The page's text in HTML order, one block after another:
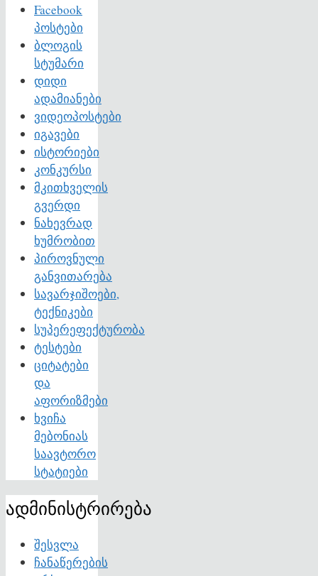
Facebook
პოსტები
ბლოგის
სტუმარი
დიდი
ადამიანები
ვიდეოპოსტები
იგავები
ისტორიები
კონკურსი
მკითხველის
გვერდი
ნახევრად
ხუმრობით
პიროვნული
განვითარება
სავარჯიშოები,
ტექნიკები
სუპერეფექტურობა
ტესტები
ციტატები
და
აფორიზმები
ხვიჩა
მებონიას
საავტორო
სტატიები
ადმინისტრირება
შესვლა
ჩანაწერების